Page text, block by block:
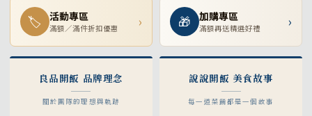
🏷 活動專區
滿額／滿件折扣優惠 › 🎁 加購專區
滿額再送精選好禮 ›
良品開飯 品牌理念
關於團隊的理想與軌跡
說說開飯 美食故事
每一道菜餚都是一個故事